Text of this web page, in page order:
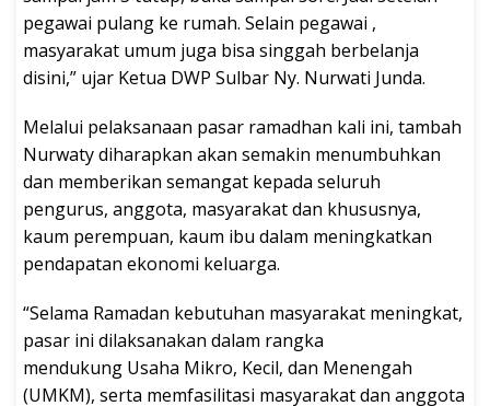
pegawai pulang ke rumah. Selain pegawai ,
masyarakat umum juga bisa singgah berbelanja
disini,” ujar Ketua DWP Sulbar Ny. Nurwati Junda.
Melalui pelaksanaan pasar ramadhan kali ini, tambah
Nurwaty diharapkan akan semakin menumbuhkan
dan memberikan semangat kepada seluruh
pengurus, anggota, masyarakat dan khususnya,
kaum perempuan, kaum ibu dalam meningkatkan
pendapatan ekonomi keluarga.
“Selama Ramadan kebutuhan masyarakat meningkat,
pasar ini dilaksanakan dalam rangka
mendukung Usaha Mikro, Kecil, dan Menengah
(UMKM), serta memfasilitasi masyarakat dan anggota